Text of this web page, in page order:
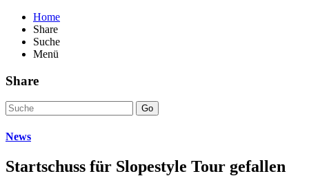
Home
Share
Suche
Menü
Share
Go
News
Startschuss für Slopestyle Tour gefallen